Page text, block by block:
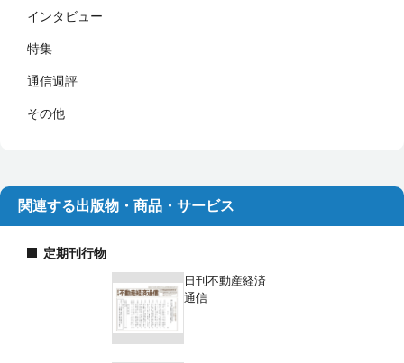
インタビュー
特集
通信週評
その他
関連する出版物・商品・サービス
定期刊行物
日刊不動産経済
通信